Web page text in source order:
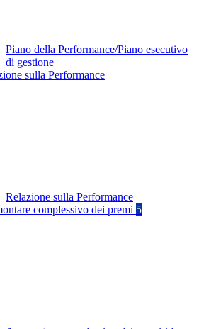
Piano della Performance/Piano esecutivo
di gestione
sulla Performance
Relazione sulla Performance
complessivo dei premi 5